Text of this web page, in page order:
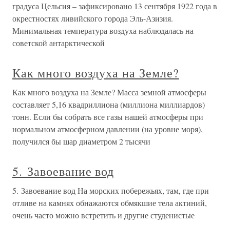
градуса Цельсия – зафиксировано 13 сентября 1922 года в
окрестностях ливийского города Эль-Азизия.
Минимальная температура воздуха наблюдалась на
советской антарктической
Как много воздуха на Земле?
Как много воздуха на Земле? Масса земной атмосферы
составляет 5,16 квадриллиона (миллиона миллиардов)
тонн. Если бы собрать все газы нашей атмосферы при
нормальном атмосферном давлении (на уровне моря),
получился бы шар диаметром 2 тысячи
5. Завоевание вод
5. Завоевание вод На морских побережьях, там, где при
отливе на камнях обнажаются обмякшие тела актиний,
очень часто можно встретить и другие студенистые